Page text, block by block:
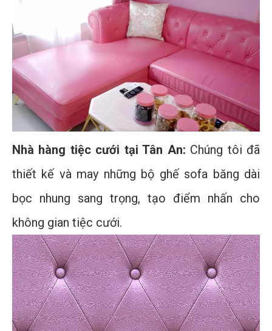
Nhà hàng tiệc cưới tại Tân An: Chúng tôi đã
thiết kế và may những bộ ghế sofa băng dài
bọc nhung sang trọng, tạo điểm nhấn cho
không gian tiệc cưới.